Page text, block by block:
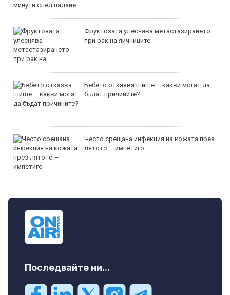
Фруктозата улеснява метастазирането
при рак на яйчниците
Бебето отказва шише – какви могат да
бъдат причините?
Често срещана инфекция на кожата през
лятото – импетиго
Последвайте ни...